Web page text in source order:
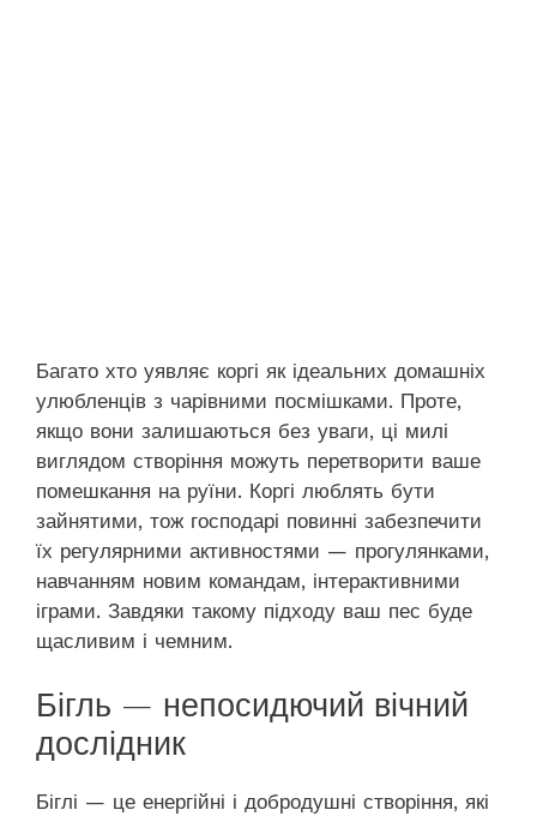
Багато хто уявляє коргі як ідеальних домашніх
улюбленців з чарівними посмішками. Проте,
якщо вони залишаються без уваги, ці милі
виглядом створіння можуть перетворити ваше
помешкання на руїни. Коргі люблять бути
зайнятими, тож господарі повинні забезпечити
їх регулярними активностями — прогулянками,
навчанням новим командам, інтерактивними
іграми. Завдяки такому підходу ваш пес буде
щасливим і чемним.
Бігль — непосидючий вічний
дослідник
Біглі — це енергійні і добродушні створіння, які